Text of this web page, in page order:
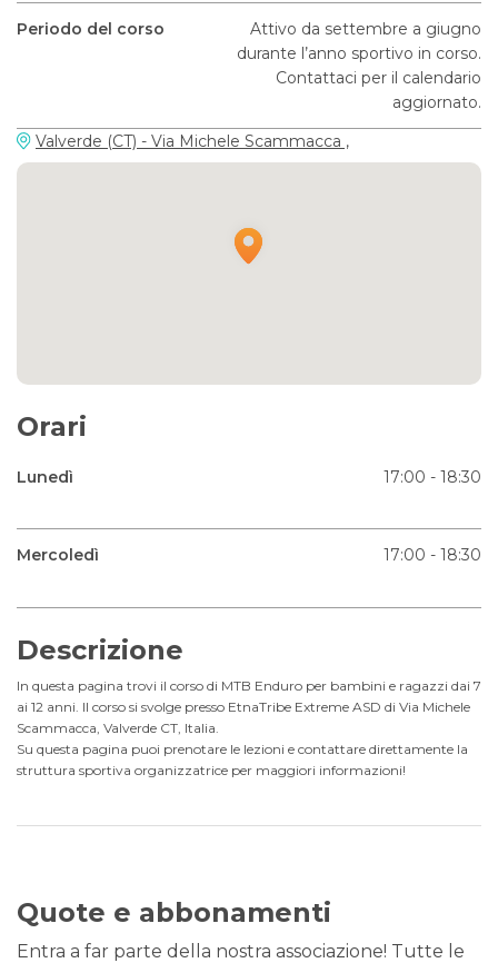
Periodo del corso
Attivo da settembre a giugno
durante l’anno sportivo in corso.
Contattaci per il calendario
aggiornato.
Valverde (CT) - Via Michele Scammacca ,
Orari
Lunedì 17:00 - 18:30
Mercoledì 17:00 - 18:30
Descrizione
In questa pagina trovi il corso di MTB Enduro per bambini e ragazzi dai 7
ai 12 anni. Il corso si svolge presso EtnaTribe Extreme ASD di Via Michele
Scammacca, Valverde CT, Italia.
Su questa pagina puoi prenotare le lezioni e contattare direttamente la
struttura sportiva organizzatrice per maggiori informazioni!
Quote e abbonamenti
Entra a far parte della nostra associazione! Tutte le